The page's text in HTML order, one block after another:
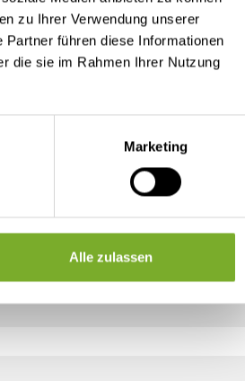
zu Ihrer Verwendung unserer
führen diese Informationen
die sie im Rahmen Ihrer Nutzung
Marketing
Alle zulassen
Van Break Edition
Bett, Etagenbett
5 Schlafplätze
103 kW / 140 PS
Details